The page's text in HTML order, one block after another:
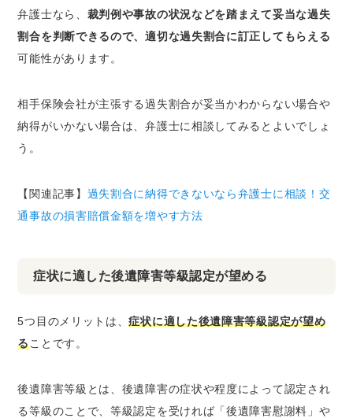
弁護士なら、 裁判例や事故の状況などを踏まえて妥当な過失
割合を判断できるので、適切な過失割合に訂正してもらえる
可能性があります。
相手保険会社が主張する過失割合が妥当かわからない場合や
納得がいかない場合は、弁護士に相談してみるとよいでしょ
う。
【関連記事】 過失割合に納得できないなら弁護士に相談！交
通事故の損害賠償金額を増やす方法
症状に適した後遺障害等級認定が望める
5つ目のメリットは、症状に適した後遺障害等級認定が望め
ることです。
後遺障害等級とは、後遺障害の症状や程度によって認定され
る等級のことで、等級認定を受ければ「後遺障害慰謝料」や